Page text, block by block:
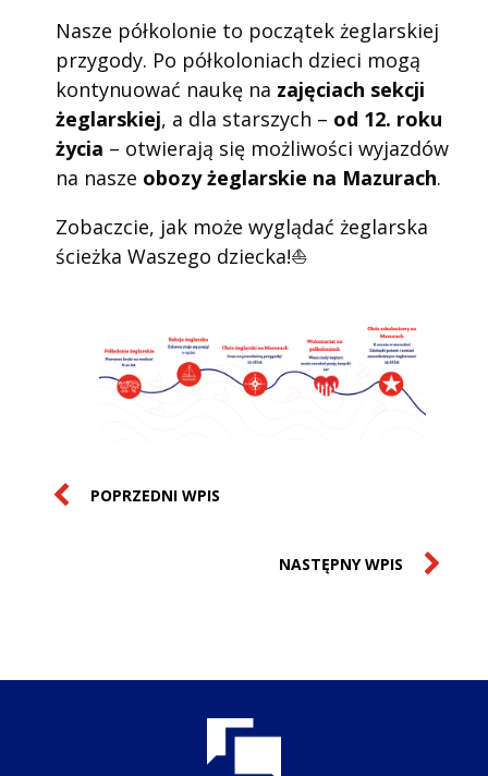
Nasze półkolonie to początek żeglarskiej
przygody. Po półkoloniach dzieci mogą
kontynuować naukę na zajęciach sekcji
żeglarskiej, a dla starszych – od 12. roku
życia – otwierają się możliwości wyjazdów
na nasze obozy żeglarskie na Mazurach.
Zobaczcie, jak może wyglądać żeglarska
ścieżka Waszego dziecka!⛵
POPRZEDNI WPIS
NASTĘPNY WPIS